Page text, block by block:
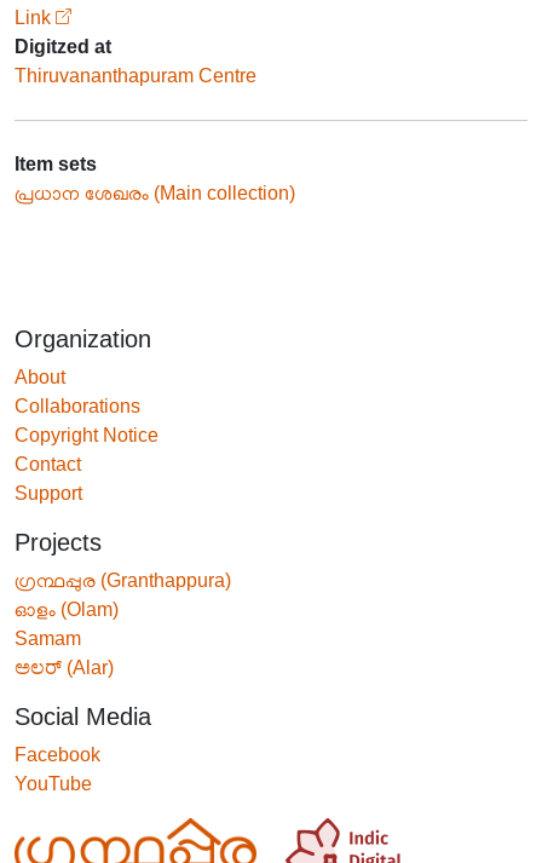
Link
Digitzed at
Thiruvananthapuram Centre
Item sets
പ്രധാന ശേഖരം (Main collection)
Organization
About
Collaborations
Copyright Notice
Contact
Support
Projects
ഗ്രന്ഥപ്പുര (Granthappura)
ഓളം (Olam)
Samam
ಅಲರ್ (Alar)
Social Media
Facebook
YouTube